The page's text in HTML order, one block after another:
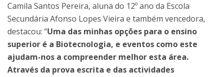
Camila Santos Pereira, aluna do 12º ano da Escola
Secundária Afonso Lopes Vieira e também vencedora,
destacou: “Uma das minhas opções para o ensino
superior é a Biotecnologia, e eventos como este
ajudam-nos a compreender melhor esta área.
Através da prova escrita e das actividades